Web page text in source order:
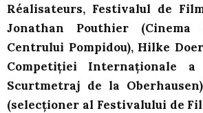
Réalisateurs, Festivalul de
Jonathan Pouthier (Cinema
Centrului Pompidou), Hilke
Competiției Internaționale a
Scurtmetraj de la
(selecționer al Festivalului de